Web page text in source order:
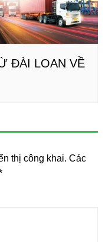
ĐÀI LOAN VỀ
thị công khai. Các